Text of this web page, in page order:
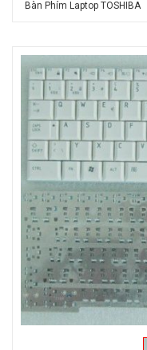
Bàn Phím Laptop TOSHIBA